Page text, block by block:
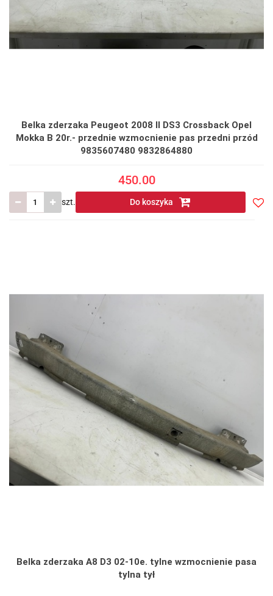
Belka zderzaka Peugeot 2008 II DS3 Crossback Opel
Mokka B 20r.- przednie wzmocnienie pas przedni przód
9835607480 9832864880
450.00
szt. Do koszyka
Belka zderzaka A8 D3 02-10e. tylne wzmocnienie pasa
tylna tył